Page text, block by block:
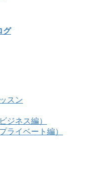
グ
スン
ジネス編）
ライベート編）